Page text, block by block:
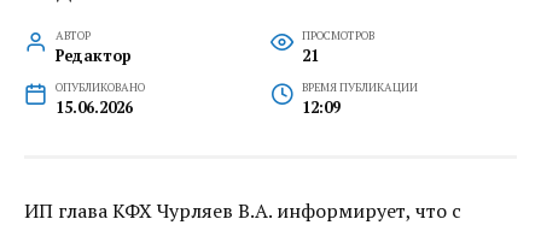
АВТОР
Редактор
ПРОСМОТРОВ
21
ОПУБЛИКОВАНО
15.06.2026
ВРЕМЯ ПУБЛИКАЦИИ
12:09
ИП глава КФХ Чурляев В.А. информирует, что с